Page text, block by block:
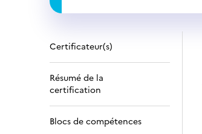
Certificateur(s)
Résumé de la
certification
Blocs de compétences